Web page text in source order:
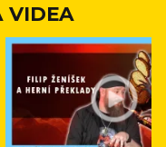
VIDEA